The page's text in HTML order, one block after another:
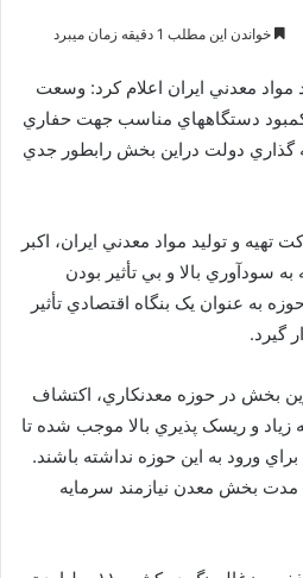
خواندن این مطلب 1 دقیقه زمان میبرد
معدني ايران اعلام کرد: وسعت
دستگاههاي مناسب جهت حفاري
گذاري دولت دراين بخش رابطور جدي
و توليد مواد معدني ايران، اکبر
سودآوري بالا و بي تأثير بودن
به عنوان يک بنگاه اقتصادي تأثير
گيرد.
بخش در حوزه معدنکاري، اکتشاف
و ريسک پذيري بالا موجب شده تا
ورود به اين حوزه نداشته باشند.
مدت بخش معدن نيازمند سرمايه